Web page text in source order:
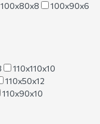
100х80х8
100х90х6
110х110х10
110х50х12
110х90х10